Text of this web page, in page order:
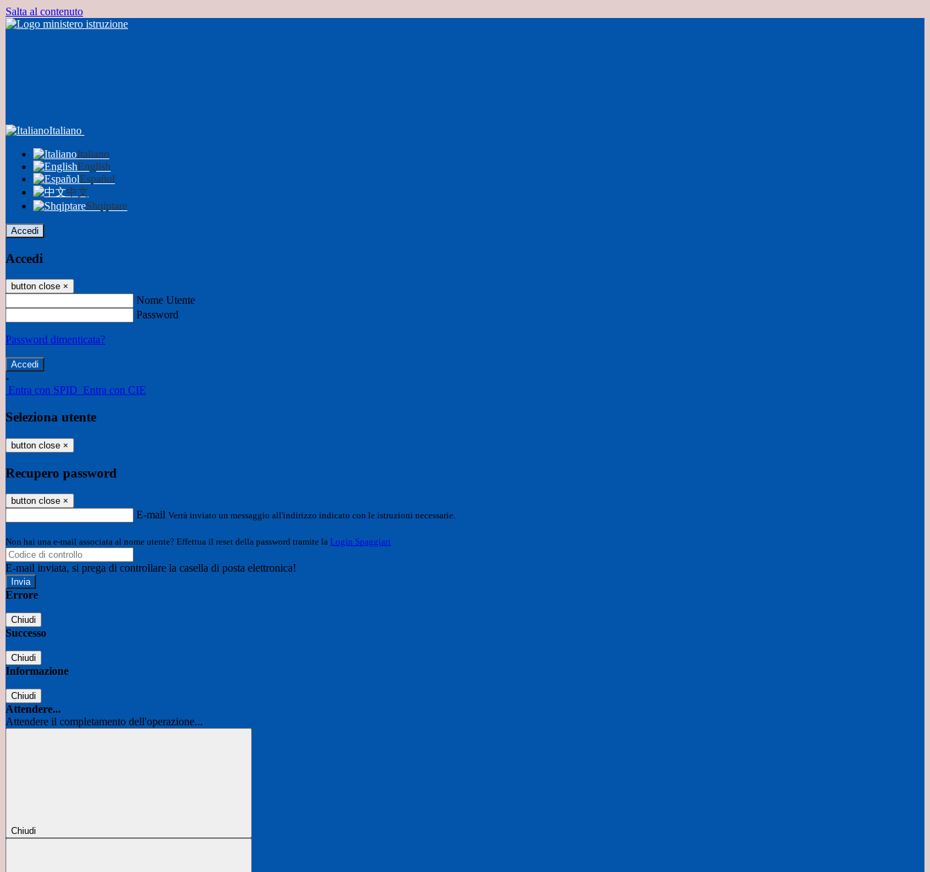
Salta al contenuto
Italiano
Italiano
English
Español
中文
Shqiptare
Accedi
Accedi
button close ×
Nome Utente
Password
Password dimenticata?
-
Entra con SPID Entra con CIE
Seleziona utente
button close ×
Recupero password
button close ×
E-mail Verrà inviato un messaggio all'indirizzo indicato con le istruzioni necessarie.
Non hai una e-mail associata al nome utente? Effettua il reset della password tramite la Login Spaggiari
E-mail inviata, si prega di controllare la casella di posta elettronica!
Errore
Chiudi
Successo
Chiudi
Informazione
Chiudi
Attendere...
Attendere il completamento dell'operazione...
Chiudi